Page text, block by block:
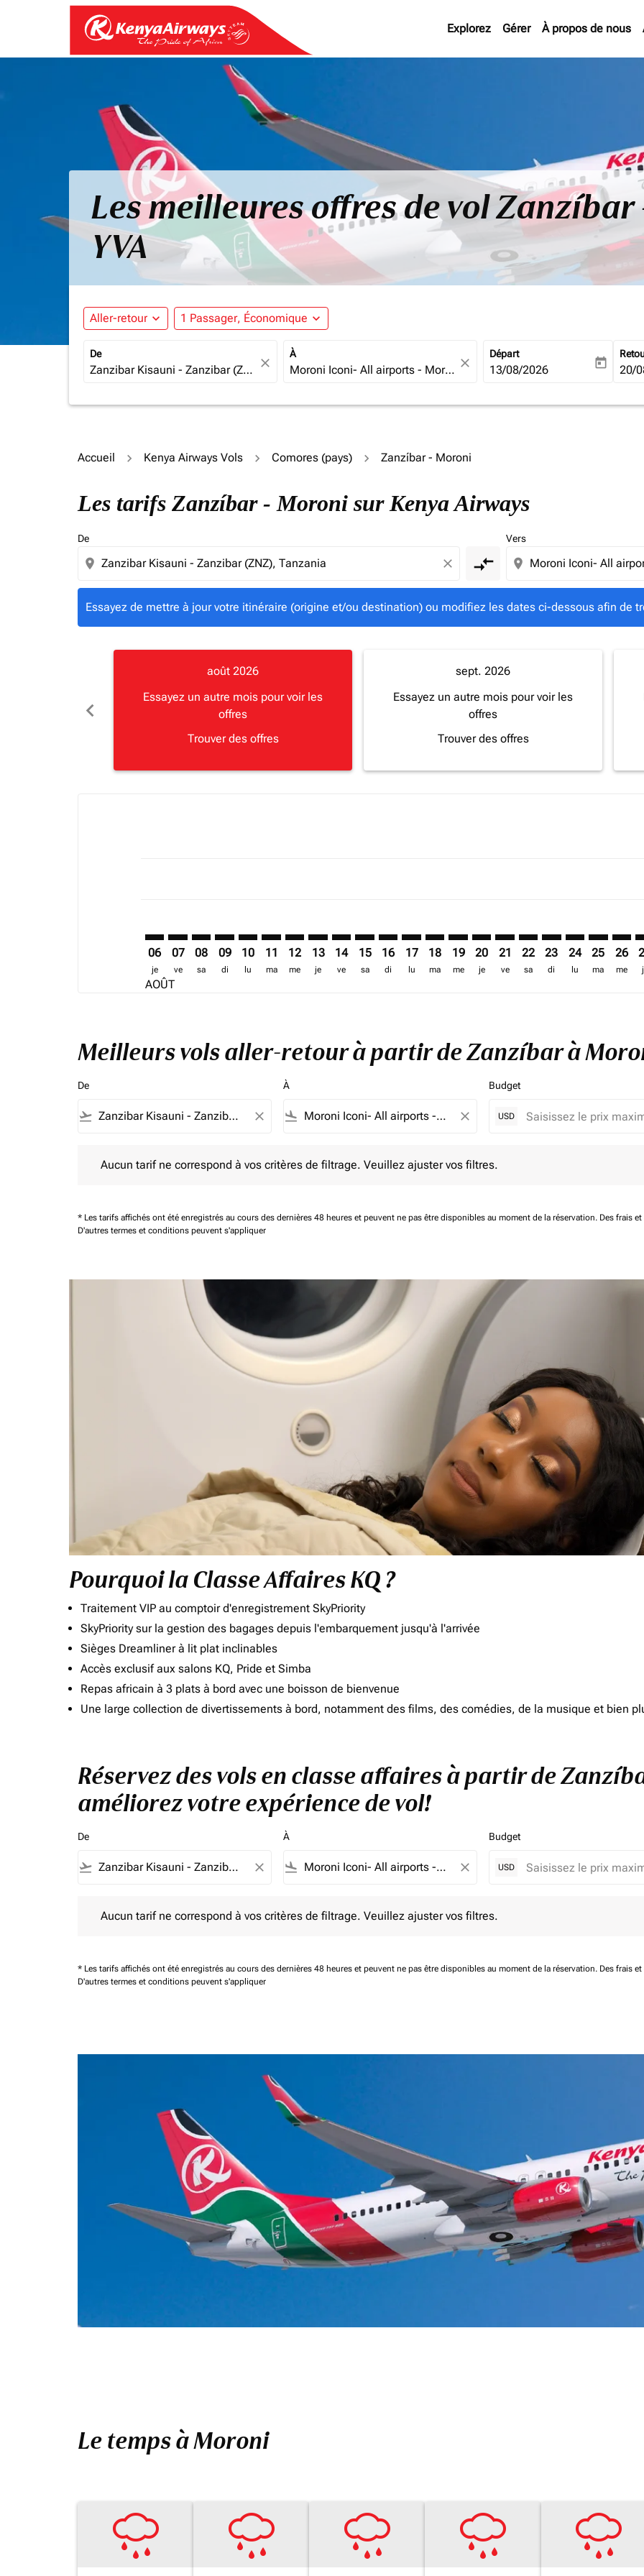
Explorez Gérer À propos de nous
Les meilleures offres de vol Zanzíbar
YVA
Aller-retour expand_more 1 Passager, Économique expand_more
De
close
À
close
Départ
fc-booking-departure-date-
13/08/2026 today fc-
20/
Accueil Kenya Airways Vols Comores (pays) Zanzíbar - Moroni
Les tarifs Zanzíbar - Moroni sur Kenya Airways
De
location_on close compare_arrows
Vers
location_on
Essayez de mettre à jour votre itinéraire (origine et/ou destination) ou modifiez les dates ci-dessous afin de
Essayez de mettre à jour votre itinéraire (origine et/ou destination) ou modifiez les dates ci-dessous afin
chevron_left
août 2026
Essayez un autre mois pour voir les
offres
Trouver des offres
sept. 2026
Essayez un autre mois pour voir les
offres
Trouver des offres
06
je
AOÛT
07
ve
08
sa
09
di
10
lu
11
ma
12
me
13
je
14
ve
15
sa
16
di
17
lu
18
ma
ZNZ–YVA: cmp-view-offers-
19
me
ZNZ–YVA: cmp-view-offers-
20
je
ZNZ–YVA: cmp-view-
21
ve
ZNZ–YVA: cmp-view-
22
sa
ZNZ–YVA: cmp-
23
di
ZNZ–YVA:
24
lu
25
ma
26
me
Meilleurs vols aller-retour à partir de Zanzíbar à
De
flight_takeoff close
À
flight_land close
Budget
USD
Aucun tarif ne correspond à vos critères de filtrage. Veuillez ajuster vos filtres.
* Les tarifs affichés ont été enregistrés au cours des dernières 48 heures et peuvent ne pas être disponibles au moment de la réservation. Des frais
D'autres termes et conditions peuvent s'appliquer
Pourquoi la Classe Affaires KQ ?
Traitement VIP au comptoir d'enregistrement SkyPriority
SkyPriority sur la gestion des bagages depuis l'embarquement jusqu'à l'arrivée
Sièges Dreamliner à lit plat inclinables
Accès exclusif aux salons KQ, Pride et Simba
Repas africain à 3 plats à bord avec une boisson de bienvenue
Une large collection de divertissements à bord, notamment des films, des comédies, de la musique et bien
Réservez des vols en classe affaires à partir de
améliorez votre expérience de vol!
De
flight_takeoff close
À
flight_land close
Budget
USD
Aucun tarif ne correspond à vos critères de filtrage. Veuillez ajuster vos filtres.
* Les tarifs affichés ont été enregistrés au cours des dernières 48 heures et peuvent ne pas être disponibles au moment de la réservation. Des frais
D'autres termes et conditions peuvent s'appliquer
Le temps à Moroni